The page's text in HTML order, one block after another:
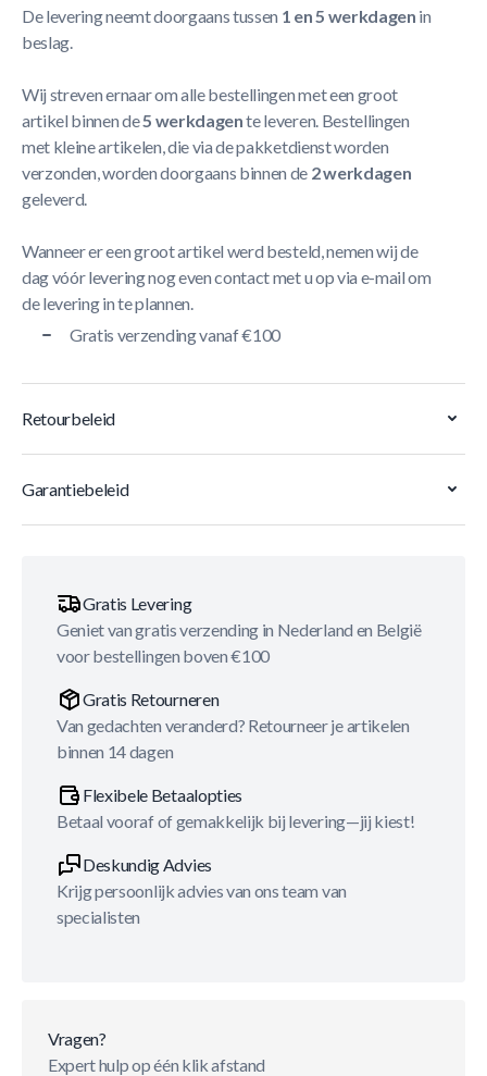
De levering neemt doorgaans tussen 1 en 5 werkdagen in
beslag.
Wij streven ernaar om alle bestellingen met een groot
artikel binnen de5 werkdagente leveren. Bestellingen
met kleine artikelen, die via de pakketdienst worden
verzonden, worden doorgaans binnen de 2 werkdagen
geleverd.
Wanneer er een groot artikel werd besteld, nemen wij de
dag vóór levering nog even contact met u op via e-mail om
de levering in te plannen.
Gratis verzending vanaf €100
Retourbeleid
Garantiebeleid
Gratis Levering
Geniet van gratis verzending in Nederland en België
voor bestellingen boven €100
Gratis Retourneren
Van gedachten veranderd? Retourneer je artikelen
binnen 14 dagen
Flexibele Betaalopties
Betaal vooraf of gemakkelijk bij levering—jij kiest!
Deskundig Advies
Krijg persoonlijk advies van ons team van
specialisten
Vragen?
Expert hulp op één klik afstand